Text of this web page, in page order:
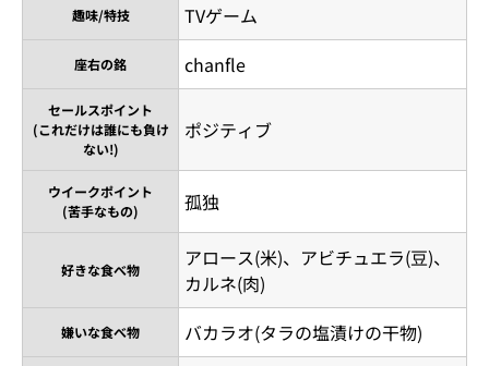
趣味/特技 TVゲーム
座右の銘 chanfle
セールスポイント
(これだけは誰にも負け
ない!)
ポジティブ
ウイークポイント
(苦手なもの)
孤独
好きな食べ物
アロース(米)、アビチュエラ(豆)、
カルネ(肉)
嫌いな食べ物 バカラオ(タラの塩漬けの干物)